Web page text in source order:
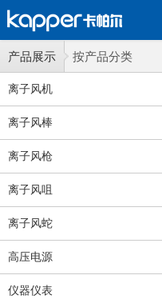
产品展示 按产品分类
离子风机
离子风棒
离子风枪
离子风咀
离子风蛇
高压电源
仪器仪表